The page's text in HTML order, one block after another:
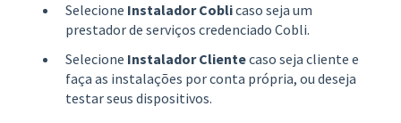
Selecione Instalador Coblicaso seja um
prestador de serviços credenciado Cobli.
Selecione Instalador Clientecaso seja cliente e
faça as instalações por conta própria, ou deseja
testar seus dispositivos.